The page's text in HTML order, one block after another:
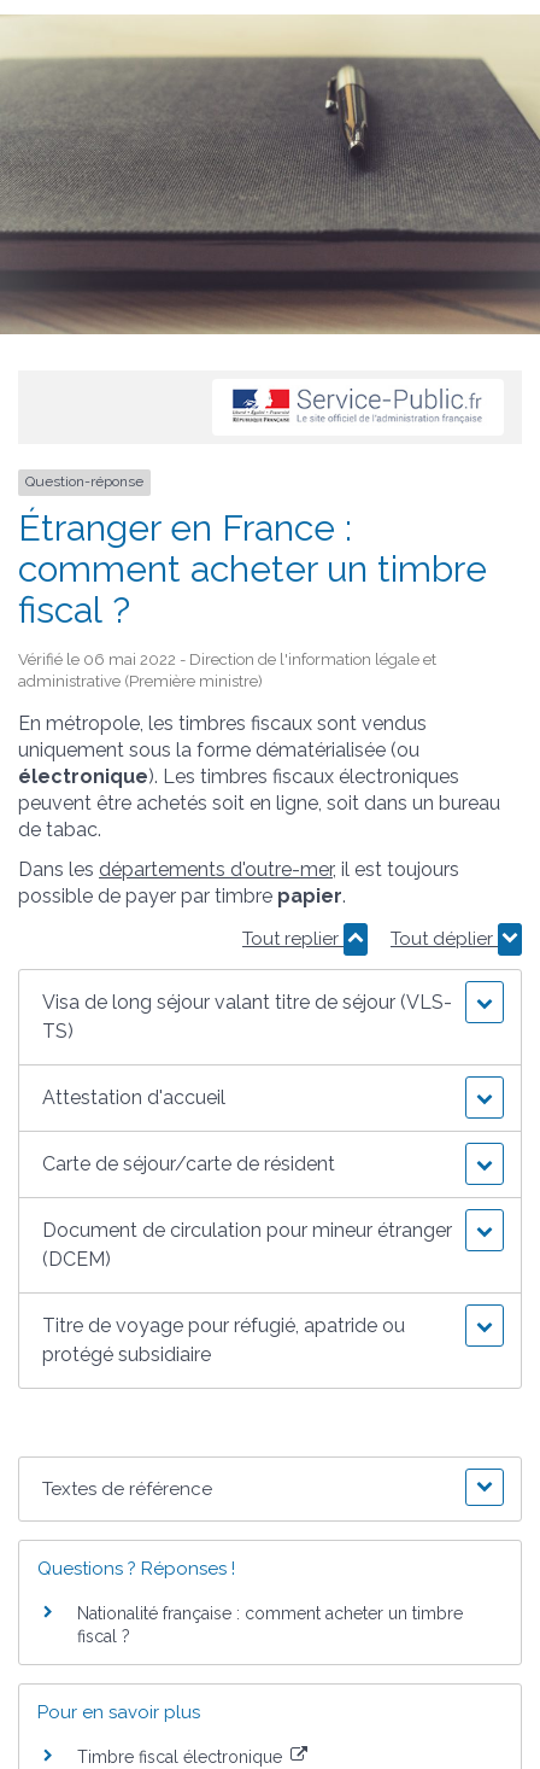
Question-réponse
Étranger en France :
comment acheter un timbre
fiscal ?
Vérifié le 06 mai 2022 - Direction de l'information légale et
administrative (Première ministre)
En métropole, les timbres fiscaux sont vendus
uniquement sous la forme dématérialisée (ou
électronique). Les timbres fiscaux électroniques
peuvent être achetés soit en ligne, soit dans un bureau
de tabac.
Dans les départements d'outre-mer, il est toujours
possible de payer par timbre papier.
Tout replier Tout déplier
Visa de long séjour valant titre de séjour (VLS-
TS)
Attestation d'accueil
Carte de séjour/carte de résident
Document de circulation pour mineur étranger
(DCEM)
Titre de voyage pour réfugié, apatride ou
protégé subsidiaire
Textes de référence
Questions ? Réponses !
Nationalité française : comment acheter un timbre
fiscal ?
Pour en savoir plus
Timbre fiscal électronique